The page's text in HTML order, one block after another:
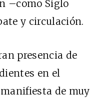
–como Siglo
y circulación.
presencia de
en el
de muy